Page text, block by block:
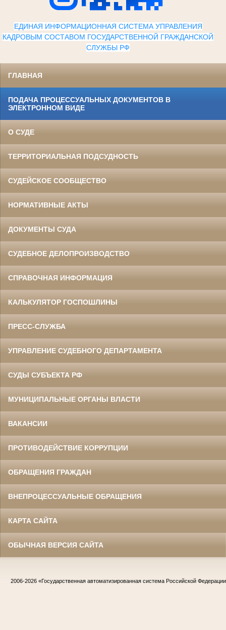
ЕДИНАЯ ИНФОРМАЦИОННАЯ СИСТЕМА УПРАВЛЕНИЯ
КАДРОВЫМ СОСТАВОМ ГОСУДАРСТВЕННОЙ ГРАЖДАНСКОЙ
СЛУЖБЫ РФ
ГЛАВНАЯ
ПОДАЧА ПРОЦЕССУАЛЬНЫХ ДОКУМЕНТОВ В
ЭЛЕКТРОННОМ ВИДЕ
О СУДЕ
ТЕРРИТОРИАЛЬНАЯ ПОДСУДНОСТЬ
СУДЕЙСКОЕ СООБЩЕСТВО
НОРМАТИВНЫЕ АКТЫ
ДОКУМЕНТЫ СУДА
СУДЕБНОЕ ДЕЛОПРОИЗВОДСТВО
СПРАВОЧНАЯ ИНФОРМАЦИЯ
КАЛЬКУЛЯТОР ГОСПОШЛИНЫ
ПРЕСС-СЛУЖБА
УПРАВЛЕНИЕ СУДЕБНОГО ДЕПАРТАМЕНТА
СУДЫ СУБЪЕКТА РФ
МУНИЦИПАЛЬНЫЕ ОРГАНЫ ВЛАСТИ
ВАКАНСИИ
ПРОТИВОДЕЙСТВИЕ КОРРУПЦИИ
ОБРАЩЕНИЯ ГРАЖДАН
ВНЕПРОЦЕССУАЛЬНЫЕ ОБРАЩЕНИЯ
КАРТА САЙТА
ОБЫЧНАЯ ВЕРСИЯ САЙТА
2006-2026 «Государственная автоматизированная система Российской